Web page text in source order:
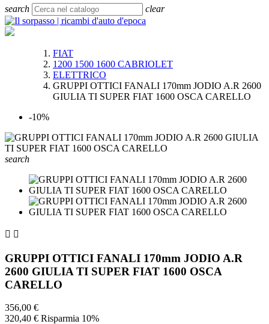
search clear
FIAT
1200 1500 1600 CABRIOLET
ELETTRICO
GRUPPI OTTICI FANALI 170mm JODIO A.R 2600
GIULIA TI SUPER FIAT 1600 OSCA CARELLO
-10%
search
 
GRUPPI OTTICI FANALI 170mm JODIO A.R
2600 GIULIA TI SUPER FIAT 1600 OSCA
CARELLO
356,00 €
320,40 € Risparmia 10%